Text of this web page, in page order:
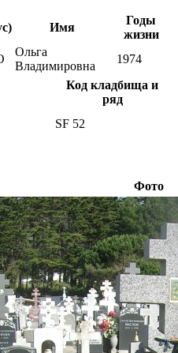
Имя
Годы
жизни
Ольга
Владимировна
1974
Код кладбища и
ряд
SF 52
Фото